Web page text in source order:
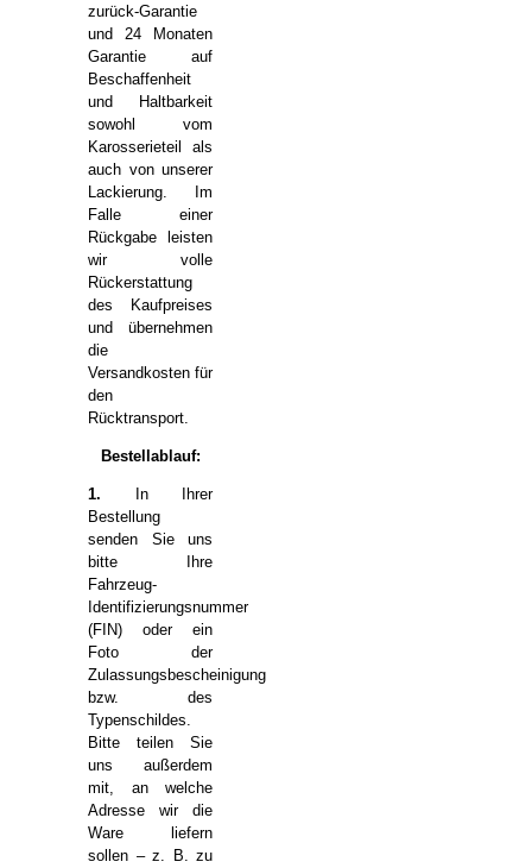
zurück-Garantie
und 24 Monaten
Garantie auf
Beschaffenheit
und Haltbarkeit
sowohl vom
Karosserieteil als
auch von unserer
Lackierung. Im
Falle einer
Rückgabe leisten
wir volle
Rückerstattung
des Kaufpreises
und übernehmen
die
Versandkosten für
den
Rücktransport.
Bestellablauf:
1. In Ihrer
Bestellung
senden Sie uns
bitte Ihre
Fahrzeug-
Identifizierungsnummer
(FIN) oder ein
Foto der
Zulassungsbescheinigung
bzw. des
Typenschildes.
Bitte teilen Sie
uns außerdem
mit, an welche
Adresse wir die
Ware liefern
sollen – z. B. zu